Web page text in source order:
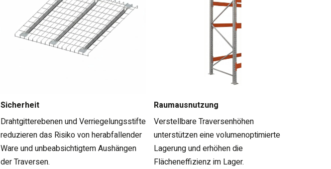
Sicherheit
Drahtgitterebenen und Verriegelungsstifte
reduzieren das Risiko von herabfallender
Ware und unbeabsichtigtem Aushängen
der Traversen.
Raumausnutzung
Verstellbare Traversenhöhen
unterstützen eine volumenoptimierte
Lagerung und erhöhen die
Flächeneffizienz im Lager.